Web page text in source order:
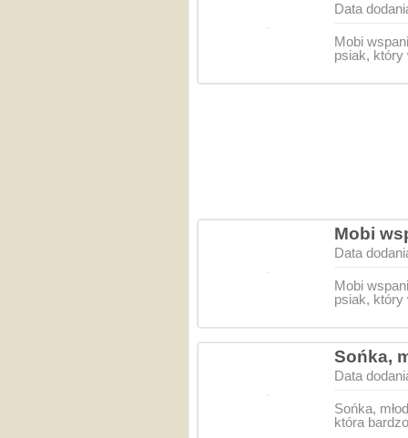
Data
Mobi
psiak,
Mobi
Data
Mobi
psiak,
Sońka,
Data
Sońka,
która